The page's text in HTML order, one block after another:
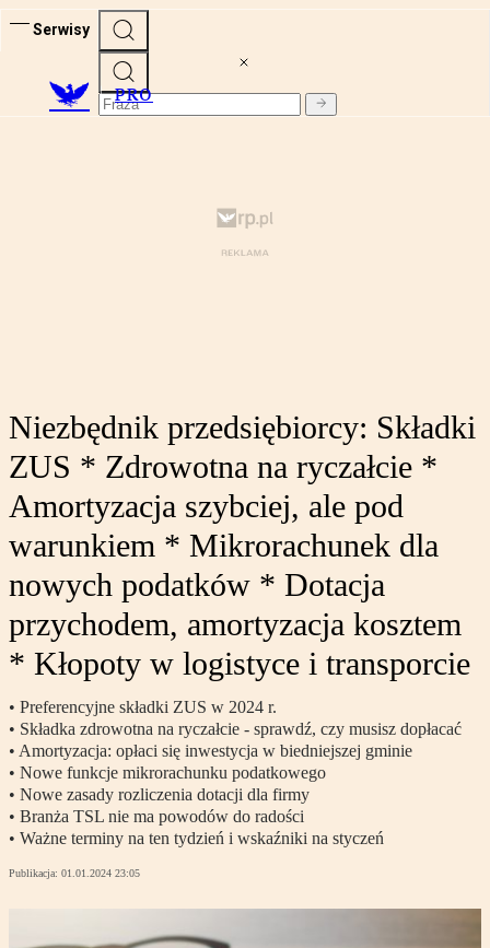
Serwisy
PRO
Niezbędnik przedsiębiorcy: Składki
ZUS * Zdrowotna na ryczałcie *
Amortyzacja szybciej, ale pod
warunkiem * Mikrorachunek dla
nowych podatków * Dotacja
przychodem, amortyzacja kosztem
* Kłopoty w logistyce i transporcie
• Preferencyjne składki ZUS w 2024 r.
• Składka zdrowotna na ryczałcie - sprawdź, czy musisz dopłacać
• Amortyzacja: opłaci się inwestycja w biedniejszej gminie
• Nowe funkcje mikrorachunku podatkowego
• Nowe zasady rozliczenia dotacji dla firmy
• Branża TSL nie ma powodów do radości
• Ważne terminy na ten tydzień i wskaźniki na styczeń
Publikacja: 01.01.2024 23:05